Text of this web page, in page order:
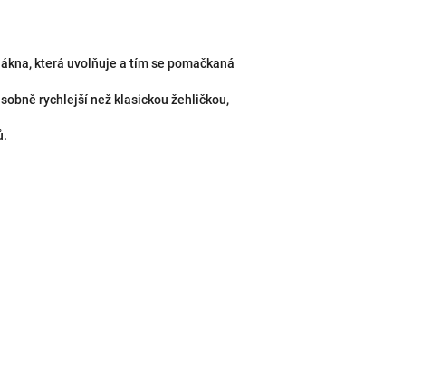
která uvolňuje a tím se pomačkaná
rychlejší než klasickou žehličkou,